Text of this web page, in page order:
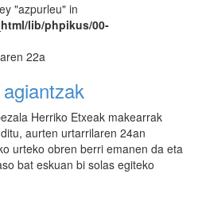
"azpurleu" in
lib/phpikus/00-
22a
Herriko Etxeak makearrak
aurten urtarrilaren 24an
urteko obren berri emanen da eta
bat eskuan bi solas egiteko